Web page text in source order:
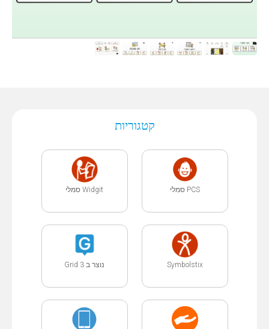
קטגוריות
PCS סמלי Widgit סמלי
Symbolstix נוצר ב Grid 3